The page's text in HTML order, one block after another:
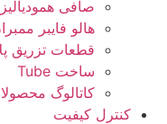
صافی همودیالیز
هالو فایبر
قطعات تزريق
ساخت Tube
کاتالوگ
کنترل کیفیت